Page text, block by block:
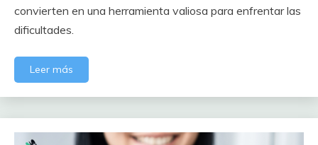
convierten en una herramienta valiosa para enfrentar las
dificultades.
Leer más